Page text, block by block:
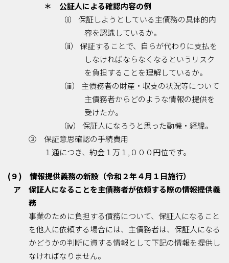
＊ 公証人による確認内容の例
（ⅰ） 保証しようとしている主債務の具体的内
容を認識しているか。
（ⅱ） 保証することで、自らが代わりに支払を
しなければならなくなるというリスク
を負担することを理解しているか。
（ⅲ） 主債務者の財産・収支の状況等について
主債務者からどのような情報の提供を
受けたか。
（ⅳ） 保証人になろうと思った動機・経緯。
③ 保証意思確認の手続費用
１通につき、約金１万１,０００円位です。
(９) 情報提供義務の新設（令和２年４月１日施行）
ア 保証人になることを主債務者が依頼する際の情報提供義
務
事業のために負担する債務について、保証人になること
を他人に依頼する場合には、主債務者は、保証人になる
かどうかの判断に資する情報として下記の情報を提供し
なければなりません。